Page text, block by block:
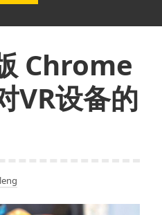
Chrome
VR设备的